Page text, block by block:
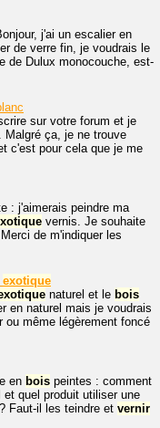
j'ai un escalier en
de verre fin, je voudrais le
de Dulux monocouche, est-
sur votre forum et je
Malgré ça, je ne trouve
c'est pour cela que je me
: j'aimerais peindre ma
vernis. Je souhaite
de m'indiquer les
exotique
naturel et le bois
en naturel mais je voudrais
même légèrement foncé
en bois peintes : comment
et quel produit utiliser une
Faut-il les teindre et vernir